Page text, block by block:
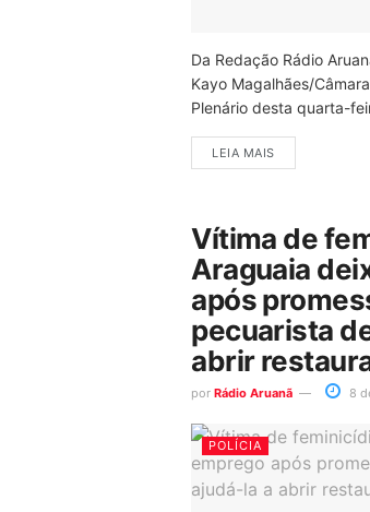
Da Redação Rádio
Kayo Magalhães/
Plenário desta quarta-
LEIA MAIS
Vítima de
Araguaia
após
pecuarista
abrir
por Rádio Aruanã 8
POLÍCIA